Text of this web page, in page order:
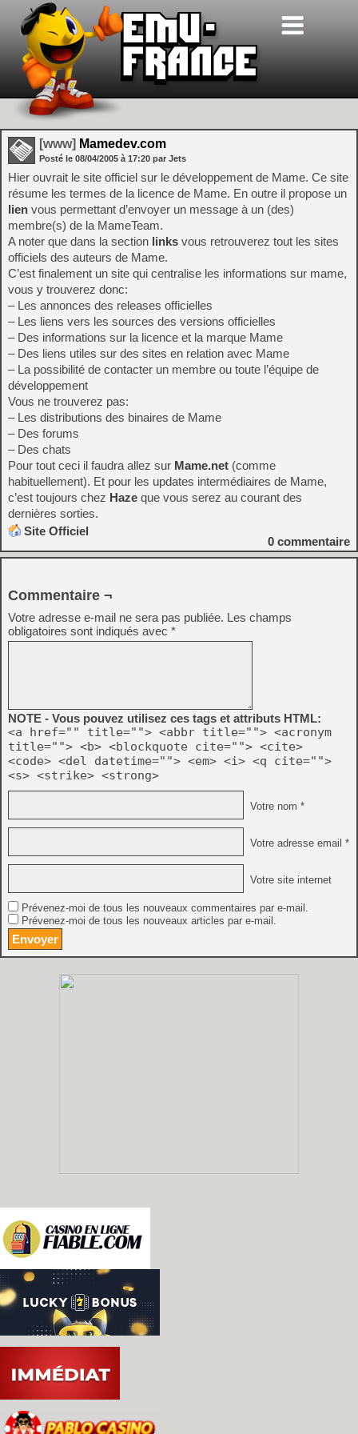
[www] Mamedev.com
Posté le 08/04/2005 à 17:20 par Jets
Hier ouvrait le site officiel sur le développement de Mame. Ce site
résume les termes de la licence de Mame. En outre il propose un
lien vous permettant d’envoyer un message à un (des)
membre(s) de la MameTeam.
A noter que dans la section links vous retrouverez tout les sites
officiels des auteurs de Mame.
C’est finalement un site qui centralise les informations sur mame,
vous y trouverez donc:
– Les annonces des releases officielles
– Les liens vers les sources des versions officielles
– Des informations sur la licence et la marque Mame
– Des liens utiles sur des sites en relation avec Mame
– La possibilité de contacter un membre ou toute l’équipe de
développement
Vous ne trouverez pas:
– Les distributions des binaires de Mame
– Des forums
– Des chats
Pour tout ceci il faudra allez sur Mame.net (comme
habituellement). Et pour les updates intermédiaires de Mame,
c’est toujours chez Haze que vous serez au courant des
dernières sorties.
Site Officiel
0 commentaire
Commentaire ¬
Votre adresse e-mail ne sera pas publiée. Les champs
obligatoires sont indiqués avec *
NOTE - Vous pouvez utilisez ces tags et attributs HTML:
<a href="" title=""> <abbr title=""> <acronym
title=""> <b> <blockquote cite=""> <cite>
<code> <del datetime=""> <em> <i> <q cite="">
<s> <strike> <strong>
Votre nom *
Votre adresse email *
Votre site internet
Prévenez-moi de tous les nouveaux commentaires par e-mail.
Prévenez-moi de tous les nouveaux articles par e-mail.